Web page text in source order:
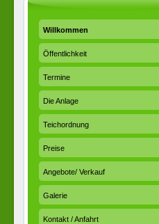
Willkommen
Öffentlichkeit
Termine
Die Anlage
Teichordnung
Preise
Angebote/ Verkauf
Galerie
Kontakt / Anfahrt